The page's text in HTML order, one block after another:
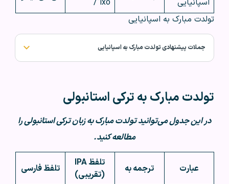
تولدت مبارک به اسپانیایی
جملات پیشنهادی تولدت مبارک به اسپانیایی
تولدت مبارک به ترکی استانبولی
در این جدول می‌توانید تولدت مبارک به زبان ترکی استانبولی را
مطالعه کنید.
عبارت ترجمه به
تلفظ IPA
(تقریبی)
تلفظ فارسی